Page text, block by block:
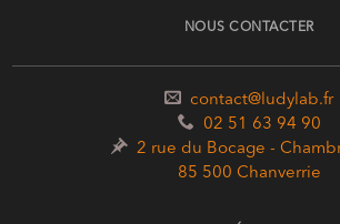
NOUS CONTACTER
contact@ludylab.fr
02 51 63 94 90
2 rue du Bocage -
85 500 Chanverrie